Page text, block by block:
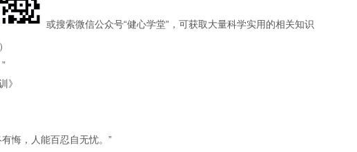
容
或搜索微信公众号“健心学堂”，可获取大量科学实用的相关知识
》
悔，人能百忍自无忧。”